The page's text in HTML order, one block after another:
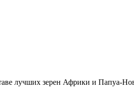
лучших зерен Африки и Папуа-